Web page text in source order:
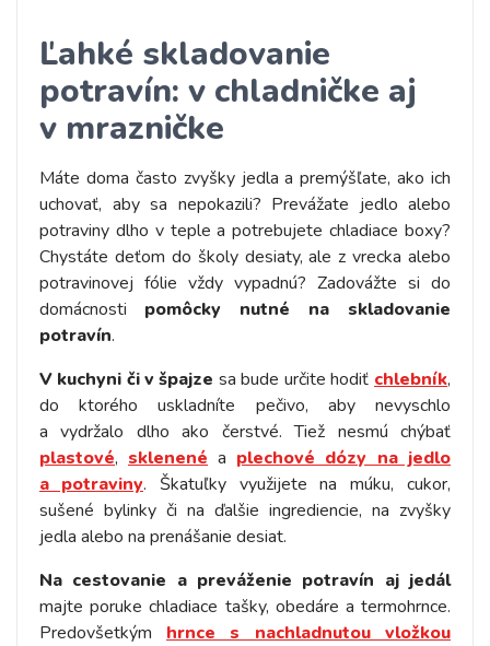
Ľahké skladovanie
potravín: v chladničke aj
v mrazničke
Máte doma často zvyšky jedla a premýšľate, ako ich
uchovať, aby sa nepokazili? Prevážate jedlo alebo
potraviny dlho v teple a potrebujete chladiace boxy?
Chystáte deťom do školy desiaty, ale z vrecka alebo
potravinovej fólie vždy vypadnú? Zadovážte si do
domácnosti pomôcky nutné na skladovanie
potravín.
V kuchyni či v špajze sa bude určite hodiť chlebník,
do ktorého uskladníte pečivo, aby nevyschlo
a vydržalo dlho ako čerstvé. Tiež nesmú chýbať
plastové, sklenené a plechové dózy na jedlo
a potraviny. Škatuľky využijete na múku, cukor,
sušené bylinky či na ďalšie ingrediencie, na zvyšky
jedla alebo na prenášanie desiat.
Na cestovanie a preváženie potravín aj jedál
majte poruke chladiace tašky, obedáre a termohrnce.
Predovšetkým hrnce s nachladnutou vložkou